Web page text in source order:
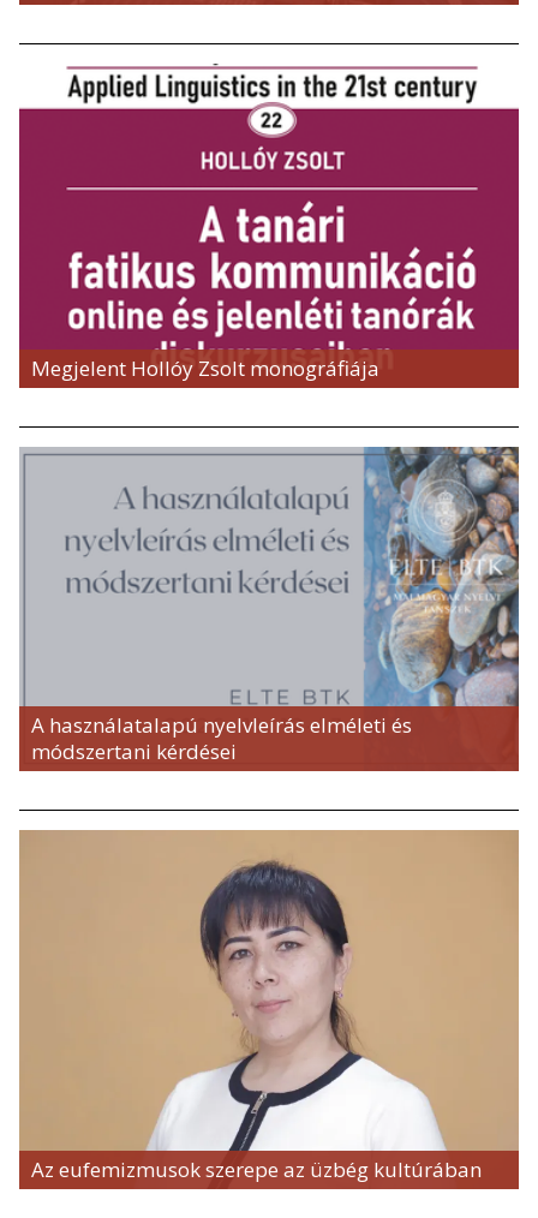
Megjelent Hollóy Zsolt monográfiája
A használatalapú nyelvleírás elméleti és
módszertani kérdései
Az eufemizmusok szerepe az üzbég kultúrában